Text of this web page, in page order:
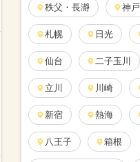
秩父・長瀞 神戸
札幌 日光
仙台 二子玉川
立川 川崎
新宿 熱海
八王子 箱根